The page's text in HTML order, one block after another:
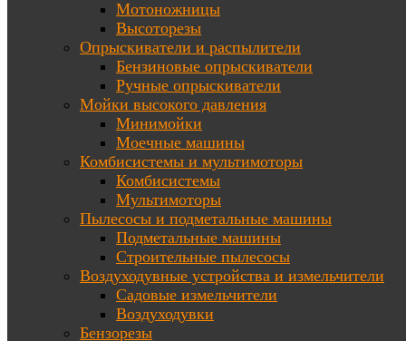
Мотоножницы
Высоторезы
Опрыскиватели и распылители
Бензиновые опрыскиватели
Ручные опрыскиватели
Мойки высокого давления
Минимойки
Моечные машины
Комбисистемы и мультимоторы
Комбисистемы
Мультимоторы
Пылесосы и подметальные машины
Подметальные машины
Строительные пылесосы
Воздуходувные устройства и измельчители
Садовые измельчители
Воздуходувки
Бензорезы